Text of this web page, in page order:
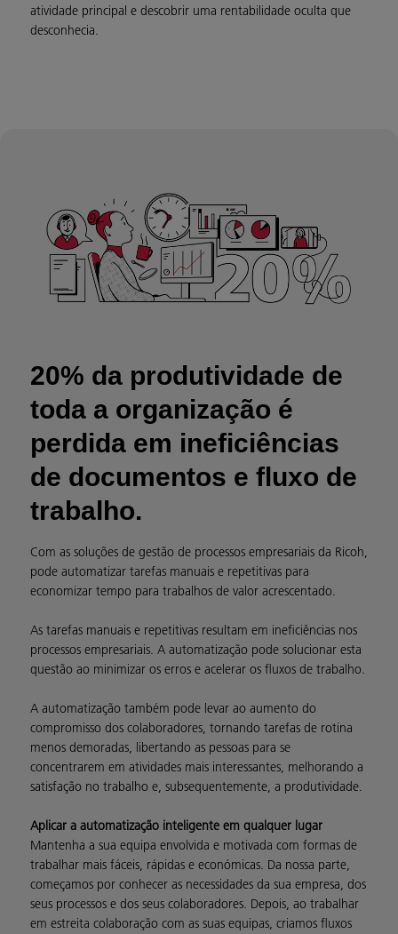
atividade principal e descobrir uma rentabilidade oculta que
desconhecia.
20% da produtividade de
toda a organização é
perdida em ineficiências
de documentos e fluxo de
trabalho.
Com as soluções de gestão de processos empresariais da Ricoh,
pode automatizar tarefas manuais e repetitivas para
economizar tempo para trabalhos de valor acrescentado.
As tarefas manuais e repetitivas resultam em ineficiências nos
processos empresariais. A automatização pode solucionar esta
questão ao minimizar os erros e acelerar os fluxos de trabalho.
A automatização também pode levar ao aumento do
compromisso dos colaboradores, tornando tarefas de rotina
menos demoradas, libertando as pessoas para se
concentrarem em atividades mais interessantes, melhorando a
satisfação no trabalho e, subsequentemente, a produtividade.
Aplicar a automatização inteligente em qualquer lugar
Mantenha a sua equipa envolvida e motivada com formas de
trabalhar mais fáceis, rápidas e económicas. Da nossa parte,
começamos por conhecer as necessidades da sua empresa, dos
seus processos e dos seus colaboradores. Depois, ao trabalhar
em estreita colaboração com as suas equipas, criamos fluxos